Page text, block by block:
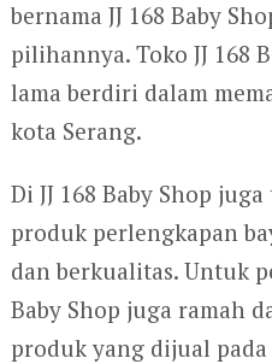
bernama JJ 168 Baby
pilihannya. Toko JJ 168
lama berdiri dalam
kota Serang.
Di JJ 168 Baby Shop
produk perlengkapan
dan berkualitas. Untuk
Baby Shop juga ramah
produk yang dijual pada